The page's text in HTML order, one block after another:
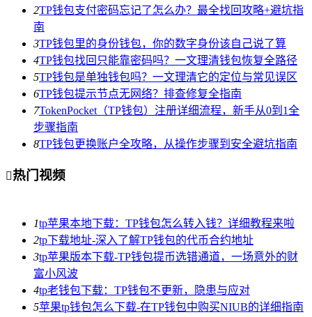
2TP钱包支付密码忘记了怎么办？最全找回攻略+避坑指
南
3TP钱包里的身份钱包，你的数字身份该自己说了算
4TP钱包找回只能靠密码吗？一文理清钱包恢复全路径
5TP钱包是单独钱包吗？一文理清它的定位与常见误区
6TP钱包提示节点无网络？排查修复全指南
7TokenPocket（TP钱包）注册详细流程，新手从0到1全
步骤指南
8TP钱包更换账户全攻略，从操作步骤到安全避坑指南
热门视频
1tp苹果本地下载：TP钱包怎么转入钱？详细教程来啦
2tp下载地址-深入了解TP钱包的代币合约地址
3tp苹果版本下载-TP钱包提币选错通道，一场意外的财
富小风波
4tp老钱包下载：TP钱包不更新，隐患与应对
5苹果tp钱包怎么下载-在TP钱包中购买NIUB的详细指南